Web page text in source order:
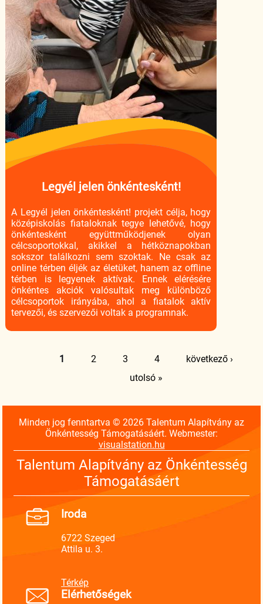
Legyél jelen önkéntesként!
A Legyél jelen önkéntesként! projekt célja, hogy
középiskolás fiataloknak tegye lehetővé, hogy
önkéntesként együttműködjenek olyan
célcsoportokkal, akikkel a hétköznapokban
sokszor találkozni sem szoktak. Ne csak az
online térben éljék az életüket, hanem az offline
térben is legyenek aktívak. Ennek elérésére
önkéntes akciók valósultak meg különböző
célcsoportok irányába, ahol a fiatalok aktív
tervezői, és szervezői voltak a programnak.
1 2 3 4
következő ›
utolsó »
Minden jog fenntartva © 2026 Talentum Alapítvány az
Önkéntesség Támogatásáért. Webmester:
visualstation.hu
Talentum Alapítvány az Önkéntesség
Támogatásáért
Iroda
6722 Szeged
Attila u. 3.
Térkép
Elérhetőségek